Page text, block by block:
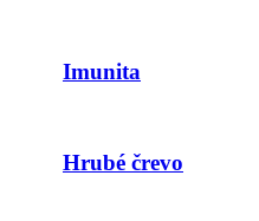
Imunita
Hrubé črevo